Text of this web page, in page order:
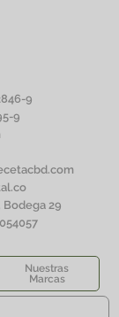
9
9
Bodega 29
Nuestras
Marcas